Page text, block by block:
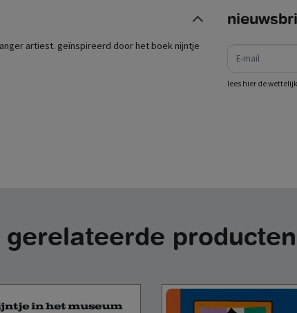
artiest. geïnspireerd door het boek nijntje
e-mail
lees hier de
gerelateerde producten